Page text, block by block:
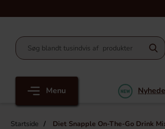
Menu
Startside Diet Snapple On-The-Go Drink